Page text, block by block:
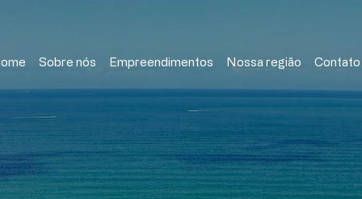
Sobre nós Empreendimentos Nossa região Contato